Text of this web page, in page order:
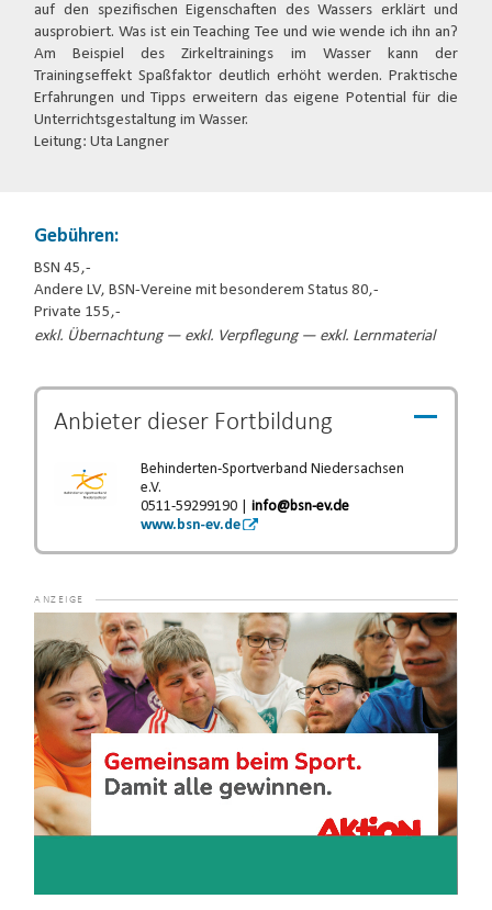
auf den spezifischen Eigenschaften des Wassers erklärt und
ausprobiert. Was ist ein Teaching Tee und wie wende ich ihn an?
Am Beispiel des Zirkeltrainings im Wasser kann der
Trainingseffekt Spaßfaktor deutlich erhöht werden. Praktische
Erfahrungen und Tipps erweitern das eigene Potential für die
Unterrichtsgestaltung im Wasser.
Leitung: Uta Langner
Gebühren:
BSN 45,-
Andere LV, BSN-Vereine mit besonderem Status 80,-
Private 155,-
exkl. Übernachtung — exkl. Verpflegung — exkl. Lernmaterial
Anbieter dieser Fortbildung
Behinderten-Sportverband Niedersachsen
e.V.
0511-59299190 | info@bsn-ev.de
www.bsn-ev.de
Player